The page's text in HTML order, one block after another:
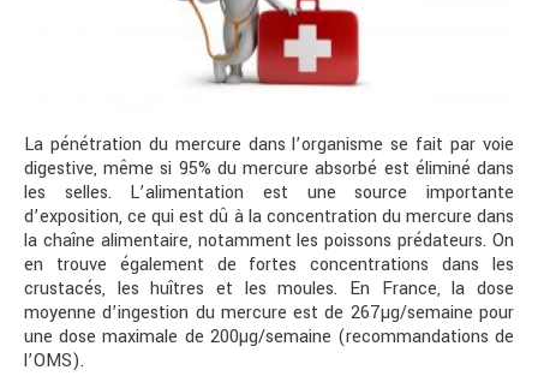
La pénétration du mercure dans l’organisme se fait par voie
digestive, même si 95% du mercure absorbé est éliminé dans
les selles. L’alimentation est une source importante
d’exposition, ce qui est dû à la concentration du mercure dans
la chaîne alimentaire, notamment les poissons prédateurs. On
en trouve également de fortes concentrations dans les
crustacés, les huîtres et les moules. En France, la dose
moyenne d’ingestion du mercure est de 267µg/semaine pour
une dose maximale de 200µg/semaine (recommandations de
l’OMS).